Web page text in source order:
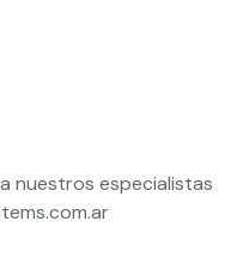
nuestros especialistas